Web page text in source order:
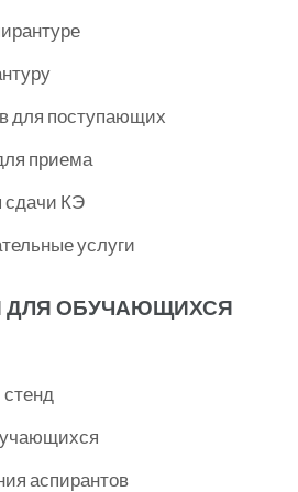
для поступающих
приема
сдачи КЭ
услуги
ОБУЧАЮЩИХСЯ
аспирантов